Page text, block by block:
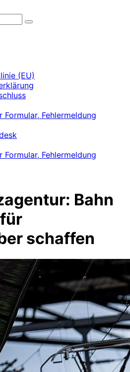
Dialyse
(EU)
Formular, Fehlermeldung
Formular, Fehlermeldung
Bahn
schaffen